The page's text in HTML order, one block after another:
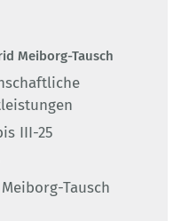
Meiborg-Tausch
III-25
Tausch